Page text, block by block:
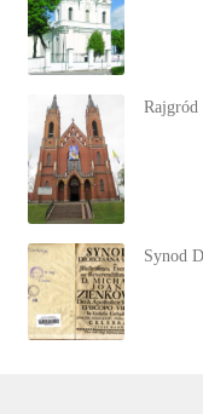
Rajgród
Synod